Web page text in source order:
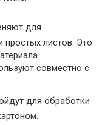
для
простых листов. Это
совместно с
для обработки